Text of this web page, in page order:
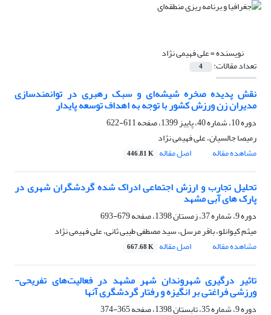
نویسنده =علی فهیمی نژاد
تعداد مقالات: 4
نقش پدیده صخره شیشه‌ای و سبک رهبری در توانمندسازی
مدیران زن ورزش کشور با توجه به اهداف توسعه پایدار
دوره 10، شماره 40، پاییز 1399، صفحه
611-622
رمیصا جالسیان، علی فهیمی نژاد
مشاهده مقاله
اصل مقاله 446.81 K
تحلیل تجارب و ارزش اجتماعی ادراک شده گردشگران شهری در
پارک های آبی مشهد
دوره 9، شماره 37، زمستان 1398، صفحه
679-693
میثم کیوانلو، باقر مرسل، سید مصطفی طیبی ثانی، علی فهیمی نژاد
مشاهده مقاله
اصل مقاله 667.68 K
تاثیر درگیری شهروندان شهر مشهد در فعالیت‌های تفریحی-
ورزشی فراغتی بر انگیزه و رفتار گردشگری آنها
دوره 9، شماره 35، تابستان 1398، صفحه
365-374